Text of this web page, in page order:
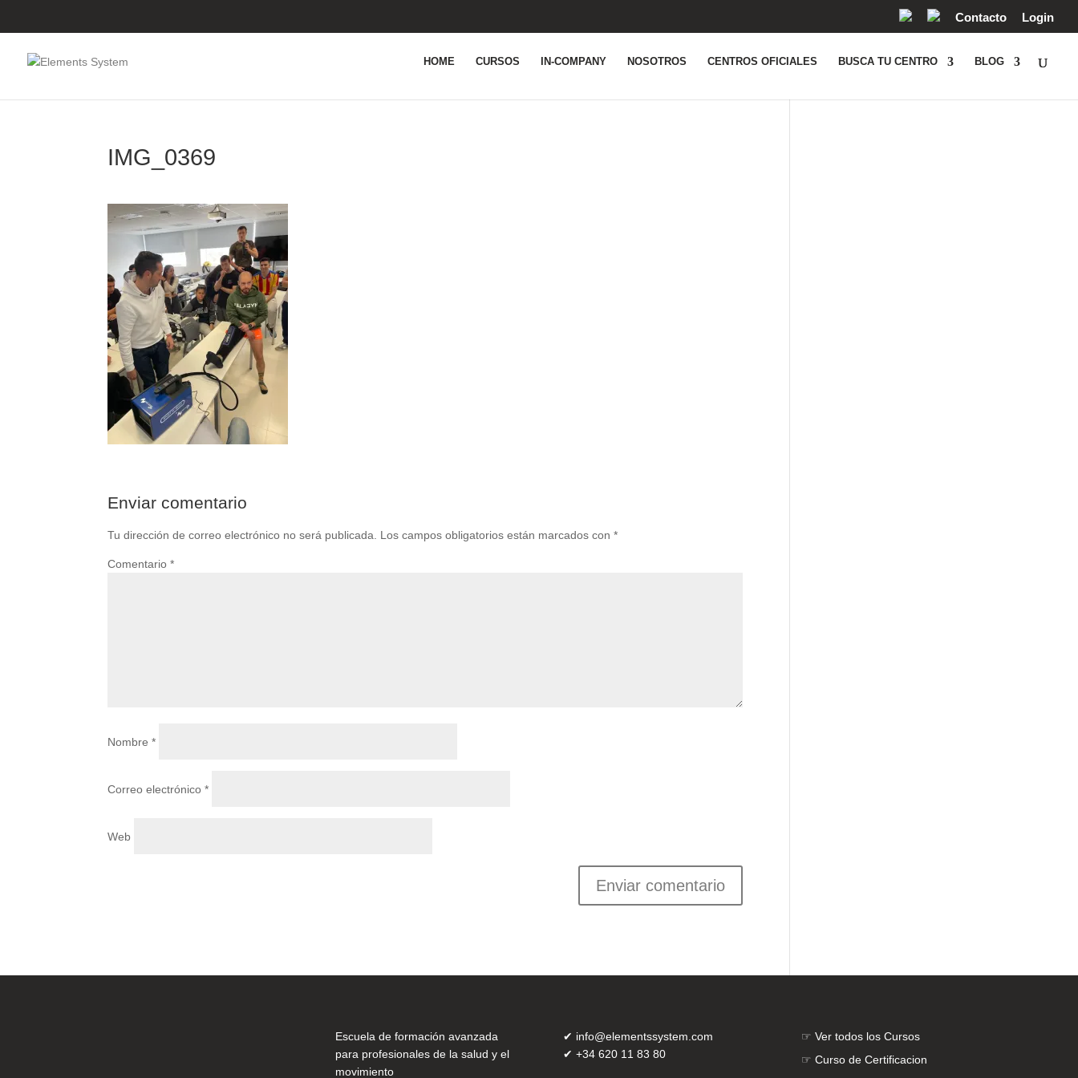
Contacto Login
HOME CURSOS IN-COMPANY NOSOTROS CENTROS OFICIALES BUSCA TU CENTRO BLOG
IMG_0369
Enviar comentario
Tu dirección de correo electrónico no será publicada. Los campos obligatorios están marcados con*
Comentario*
Nombre*
Correo electrónico*
Web
Escuela de formación avanzada
para profesionales de la salud y el
movimiento
✔ info@elementssystem.com
✔ +34 620 11 83 80
☞Ver todos los Cursos
☞Curso de Certificacion